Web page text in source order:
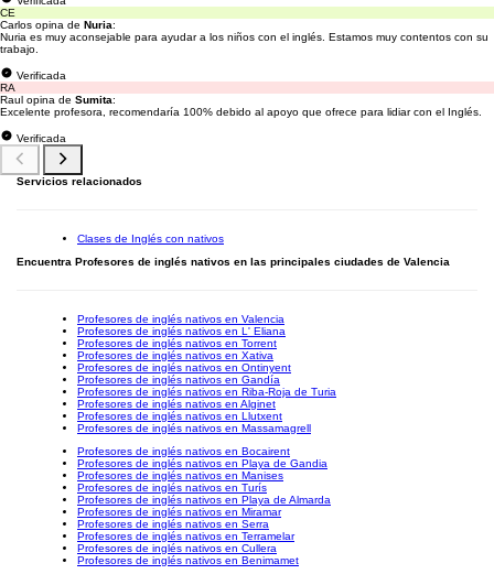
CE
Carlos opina de Nuria:
Nuria es muy aconsejable para ayudar a los niños con el inglés. Estamos muy contentos con su
trabajo.
Verificada
RA
Raul opina de Sumita:
Excelente profesora, recomendaría 100% debido al apoyo que ofrece para lidiar con el Inglés.
Verificada
Servicios relacionados
Clases de Inglés con nativos
Encuentra Profesores de inglés nativos en las principales ciudades de Valencia
Profesores de inglés nativos en Valencia
Profesores de inglés nativos en L' Eliana
Profesores de inglés nativos en Torrent
Profesores de inglés nativos en Xativa
Profesores de inglés nativos en Ontinyent
Profesores de inglés nativos en Gandía
Profesores de inglés nativos en Riba-Roja de Turia
Profesores de inglés nativos en Alginet
Profesores de inglés nativos en Llutxent
Profesores de inglés nativos en Massamagrell
Profesores de inglés nativos en Bocairent
Profesores de inglés nativos en Playa de Gandia
Profesores de inglés nativos en Manises
Profesores de inglés nativos en Turís
Profesores de inglés nativos en Playa de Almarda
Profesores de inglés nativos en Miramar
Profesores de inglés nativos en Serra
Profesores de inglés nativos en Terramelar
Profesores de inglés nativos en Cullera
Profesores de inglés nativos en Benimamet